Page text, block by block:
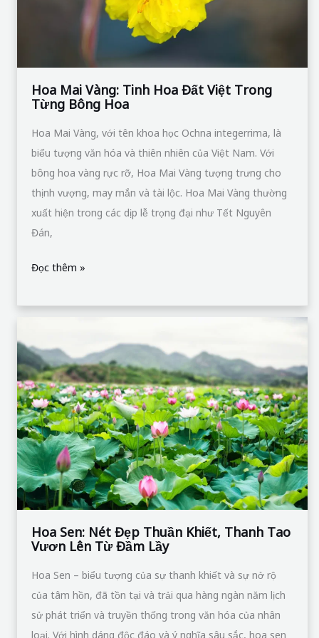
Hoa Mai Vàng: Tinh Hoa Đất Việt Trong
Từng Bông Hoa
Hoa Mai Vàng, với tên khoa học Ochna integerrima, là
biểu tượng văn hóa và thiên nhiên của Việt Nam. Với
bông hoa vàng rực rỡ, Hoa Mai Vàng tượng trưng cho
thịnh vượng, may mắn và tài lộc. Hoa Mai Vàng thường
xuất hiện trong các dịp lễ trọng đại như Tết Nguyên
Đán,
Hoa
Đọc thêm »
Hoa Sen: Nét Đẹp Thuần Khiết, Thanh Tao
Vươn Lên Từ Đầm Lầy
Hoa Sen – biểu tượng của sự thanh khiết và sự nở rộ
của tâm hồn, đã tồn tại và trải qua hàng ngàn năm lịch
sử phát triển và truyền thống trong văn hóa của nhân
loại. Với hình dáng độc đáo và ý nghĩa sâu sắc, hoa sen
Sen:
Nét
Đẹp
Thuần
Khiết,
Thanh
Tao
Vươn
Lên
Từ
Đầm